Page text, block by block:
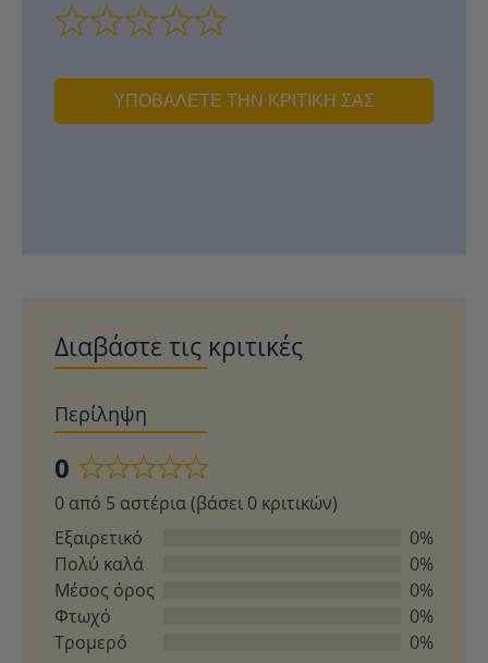
ΥΠΟΒΆΛΕΤΕ ΤΗΝ ΚΡΙΤΙΚΉ ΣΑΣ
Διαβάστε τις κριτικές
Περίληψη
0
Βαθμολογήθηκε
με
0
από
5
0 από 5 αστέρια (βάσει 0 κριτικών)
Εξαιρετικό
0%
Πολύ καλά
0%
Μέσος όρος
0%
Φτωχό
0%
Τρομερό
0%